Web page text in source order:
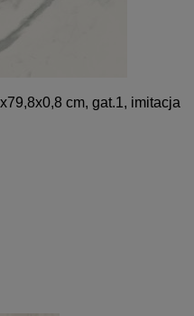
cm, gat.1, imitacja